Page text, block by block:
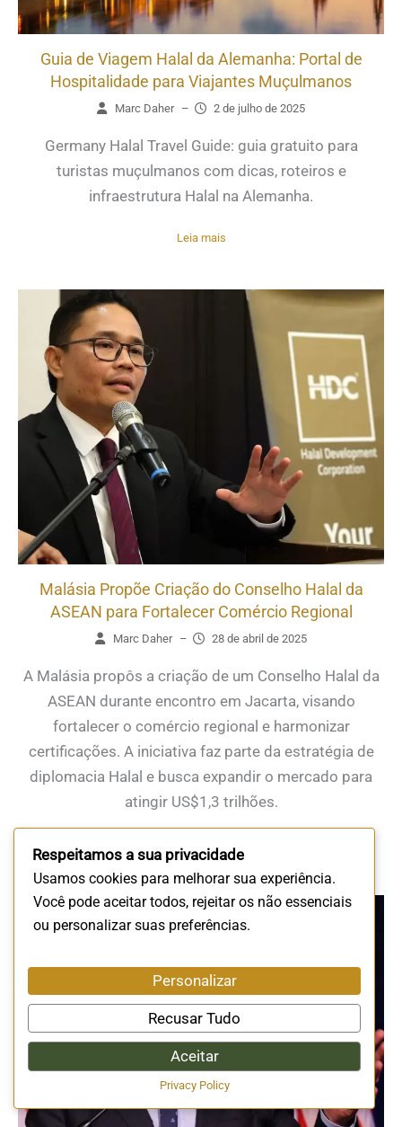
Guia de Viagem Halal da Alemanha: Portal de
Hospitalidade para Viajantes Muçulmanos
Marc Daher – 2 de julho de 2025
Germany Halal Travel Guide: guia gratuito para
turistas muçulmanos com dicas, roteiros e
infraestrutura Halal na Alemanha.
Leia mais
Malásia Propõe Criação do Conselho Halal da
ASEAN para Fortalecer Comércio Regional
Marc Daher – 28 de abril de 2025
A Malásia propôs a criação de um Conselho Halal da
ASEAN durante encontro em Jacarta, visando
fortalecer o comércio regional e harmonizar
certificações. A iniciativa faz parte da estratégia de
diplomacia Halal e busca expandir o mercado para
atingir US$1,3 trilhões.
Respeitamos a sua privacidade
Usamos cookies para melhorar sua experiência.
Você pode aceitar todos, rejeitar os não essenciais
ou personalizar suas preferências.
Personalizar
Recusar Tudo
Aceitar
Privacy Policy